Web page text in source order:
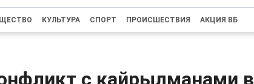
КУЛЬТУРА СПОРТ ПРОИСШЕСТВИЯ АКЦИЯ ВБ
с кайрылманами в